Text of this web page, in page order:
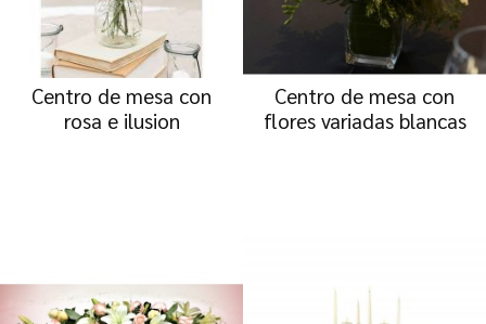
Centro de mesa con
rosa e ilusion
Centro de mesa con
flores variadas blancas